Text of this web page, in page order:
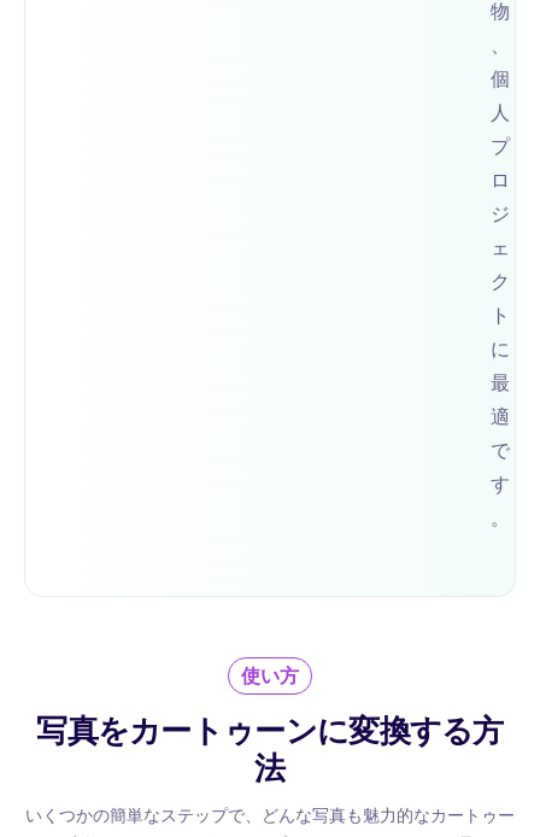
物
個
人
プ
ロ
ジ
ェ
ク
ト
に
最
適
で
す
。
使い方
写真をカートゥーンに変換する方
法
いくつかの簡単なステップで、どんな写真も魅力的なカートゥー